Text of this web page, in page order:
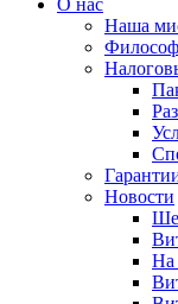
О нас
Наша
Новости
На